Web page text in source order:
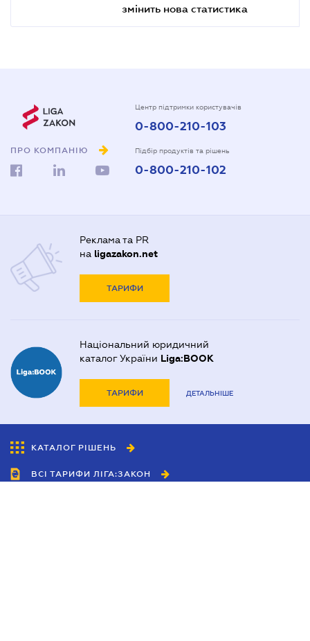
змінить нова статистика
ПРО КОМПАНІЮ
Центр підтримки користувачів
0-800-210-103
Підбір продуктів та рішень
0-800-210-102
Реклама та PR
на ligazakon.net
ТАРИФИ
Національний юридичний
каталог України Liga:BOOK
ТАРИФИ ДЕТАЛЬНІШЕ
КАТАЛОГ РІШЕНЬ
ВСІ ТАРИФИ ЛІГА:ЗАКОН